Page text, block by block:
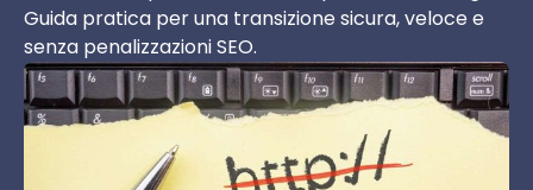
Guida pratica per una transizione sicura, veloce e
senza penalizzazioni SEO.